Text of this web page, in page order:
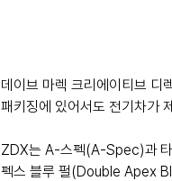
데이브 마렉 크리에이티브 디
패키징에 있어서도 전기차가
ZDX는 A-스펙(A-Spec)과 타
펙스 블루 펄(Double Apex